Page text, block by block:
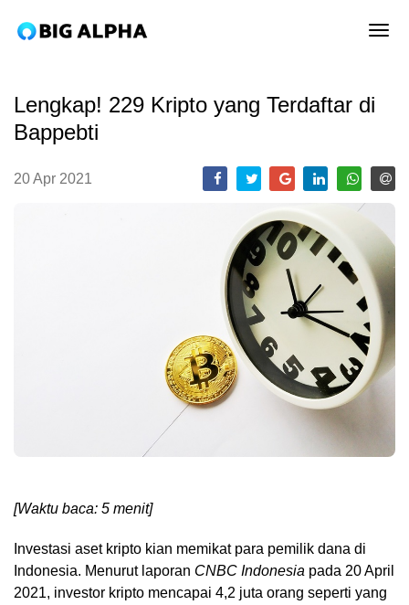
Lengkap! 229 Kripto yang Terdaftar di
Bappebti
20 Apr 2021
[Waktu baca: 5 menit]
Investasi aset kripto kian memikat para pemilik dana di
Indonesia. Menurut laporan CNBC Indonesia pada 20 April
2021, investor kripto mencapai 4,2 juta orang seperti yang